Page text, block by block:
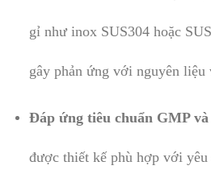
gỉ như inox SUS304 hoặc
gây phản ứng với nguyên liệu
Đáp ứng tiêu chuẩn GMP
được thiết kế phù hợp với yêu